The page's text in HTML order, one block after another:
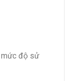
mức độ sử